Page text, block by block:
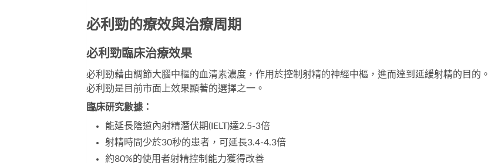
必利勁的療效與治療周期
必利勁臨床治療效果
必利勁藉由調節大腦中樞的血清素濃度，作用於控制射精的神經中樞，進而達到延緩射精的目的。
必利勁是目前市面上效果顯著的選擇之一。
臨床研究數據：
能延長陰道內射精潛伏期(IELT)達2.5-3倍
射精時間少於30秒的患者，可延長3.4-4.3倍
約80%的使用者射精控制能力獲得改善